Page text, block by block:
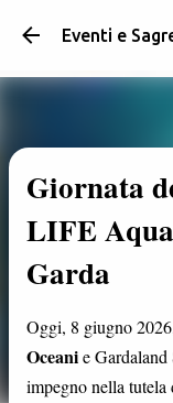
Giornata
LIFE
Garda
Oggi, 8 giugno
Oceanie
impegno nella tutela